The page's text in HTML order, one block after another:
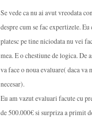
Se vede ca nu ai avut vreodata
despre cum se fac expertizele. Eu
platesc pe tine niciodata nu vei
mea. E o chestiune de logica. De
va face o noua evaluare( daca va
necesar).
Eu am vazut evaluari facute cu
de 500.000€ si surpriza a primit